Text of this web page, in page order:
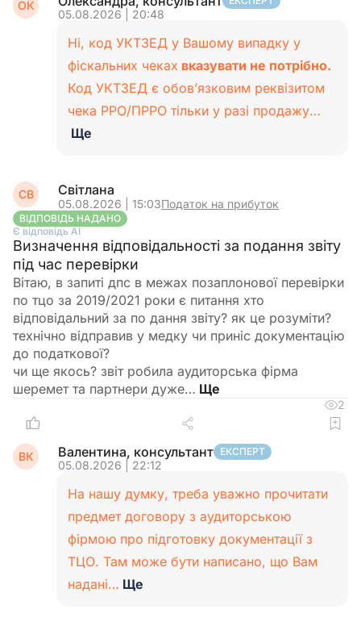
ОК
05.08.2026 | 20:48
Ні, код УКТЗЕД у Вашому випадку у
фіскальних чеках вказувати не потрібно.
Код УКТЗЕД є обов’язковим реквізитом
чека РРО/ПРРО тільки у разі продажу…
Ще
СВ Світлана
05.08.2026 | 15:03Податок на прибуток
ВІДПОВІДЬ НАДАНО
Є відповідь АІ
Визначення відповідальності за подання звіту
під час перевірки
Вітаю, в запиті дпс в межах позаплонової перевірки
по тцо за 2019/2021 роки є питання хто
відповідальний за по дання звіту? як це розуміти?
технічно відправив у медку чи приніс документацію
до податкової?
чи ще якось? звіт робила аудиторська фірма
шеремет та партнери дуже…
2
ВК Валентина, консультант ЕКСПЕРТ
05.08.2026 | 22:12
На нашу думку, треба уважно прочитати
предмет договору з аудиторською
фірмою про підготовку документації з
ТЦО. Там може бути написано, що Вам
надані… Ще